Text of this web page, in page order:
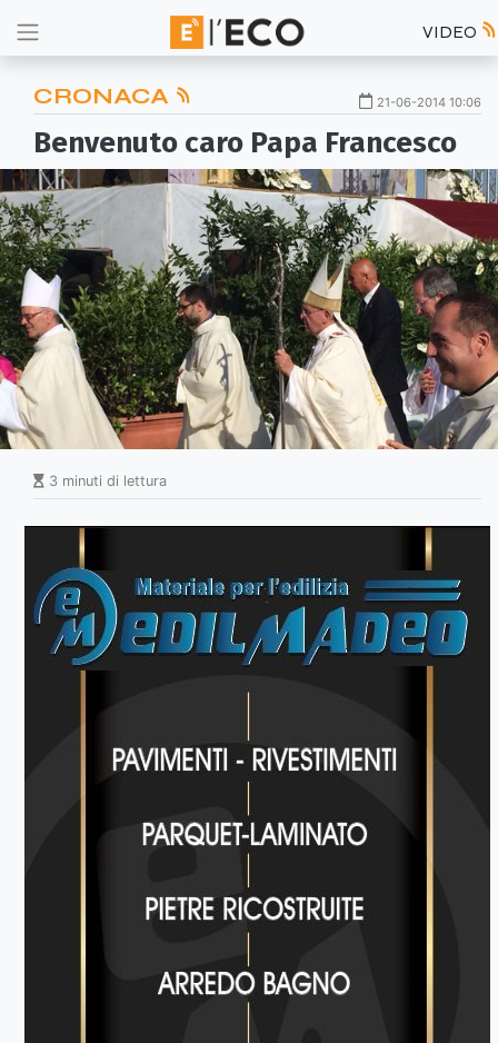
VIDEO
CRONACA 21-06-2014 10:06
Benvenuto caro Papa Francesco
3 minuti di lettura